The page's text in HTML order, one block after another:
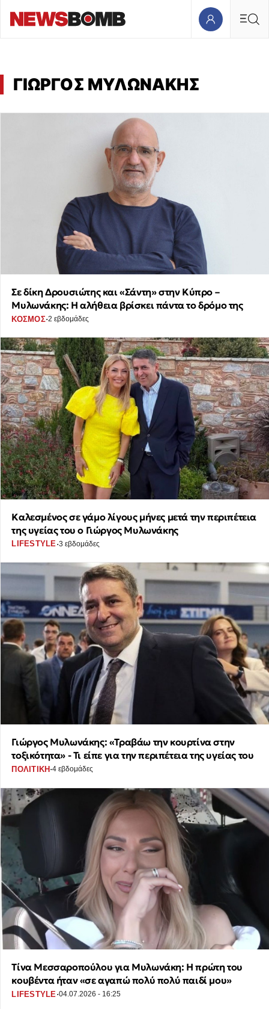
ΓΙΩΡΓΟΣ ΜΥΛΩΝΑΚΗΣ
Σε δίκη Δρουσιώτης και «Σάντη» στην Κύπρο –
Μυλωνάκης: Η αλήθεια βρίσκει πάντα το δρόμο της
ΚΟΣΜΟΣ·2 εβδομάδες
Καλεσμένος σε γάμο λίγους μήνες μετά την περιπέτεια
της υγείας του ο Γιώργος Μυλωνάκης
LIFESTYLE·3 εβδομάδες
Γιώργος Μυλωνάκης: «Τραβάω την κουρτίνα στην
τοξικότητα» - Τι είπε για την περιπέτεια της υγείας του
ΠΟΛΙΤΙΚΗ ·4 εβδομάδες
Τίνα Μεσσαροπούλου για Μυλωνάκη: Η πρώτη του
κουβέντα ήταν «σε αγαπώ πολύ πολύ παιδί μου»
LIFESTYLE ·04.07.2026 - 16:25